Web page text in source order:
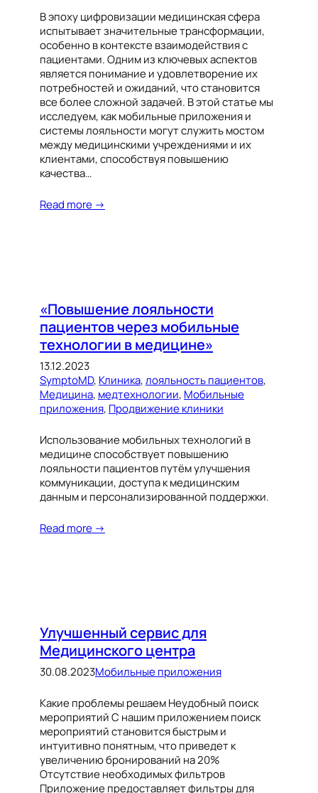
В эпоху цифровизации медицинская сфера
испытывает значительные трансформации,
особенно в контексте взаимодействия с
пациентами. Одним из ключевых аспектов
является понимание и удовлетворение их
потребностей и ожиданий, что становится
все более сложной задачей. В этой статье мы
исследуем, как мобильные приложения и
системы лояльности могут служить мостом
между медицинскими учреждениями и их
клиентами, способствуя повышению
качества…
Read more →
«Повышение лояльности
пациентов через мобильные
технологии в медицине»
13.12.2023
SymptoMD, Клиника, лояльность пациентов
Медицина, медтехнологии, Мобильные
приложения, Продвижение клиники
Использование мобильных технологий в
медицине способствует повышению
лояльности пациентов путём улучшения
коммуникации, доступа к медицинским
данным и персонализированной поддержки.
Read more →
Улучшенный сервис для
Медицинского центра
30.08.2023Мобильные приложения
Какие проблемы решаем Неудобный поиск
мероприятий С нашим приложением поиск
мероприятий становится быстрым и
интуитивно понятным, что приведет к
увеличению бронирований на 20%
Отсутствие необходимых фильтров
Приложение предоставляет фильтры для